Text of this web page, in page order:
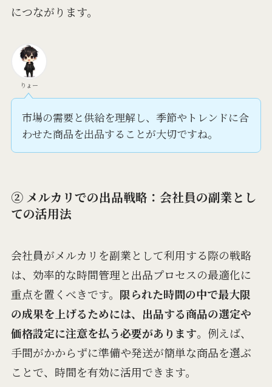
につながります。
りょー
市場の需要と供給を理解し、季節やトレンドに合
わせた商品を出品することが大切ですね。
② メルカリでの出品戦略：会社員の副業とし
ての活用法
会社員がメルカリを副業として利用する際の戦略
は、効率的な時間管理と出品プロセスの最適化に
重点を置くべきです。 限られた時間の中で最大限
の成果を上げるためには、出品する商品の選定や
価格設定に注意を払う必要があります。例えば、
手間がかからずに準備や発送が簡単な商品を選ぶ
ことで、時間を有効に活用できます。